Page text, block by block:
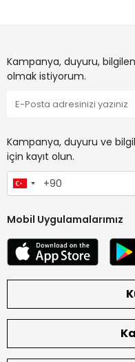
Kampanya, duyuru,
olmak istiyorum.
Kampanya, duyuru ve
için kayıt olun.
Mobil Uygulamalarımız